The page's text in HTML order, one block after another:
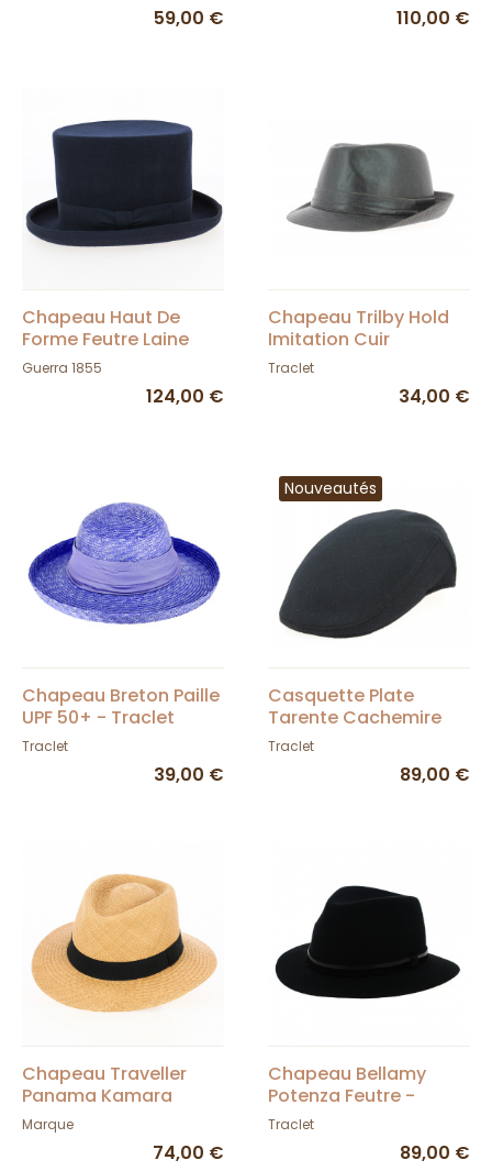
59,00 € 110,00 €
Chapeau Haut De
Forme Feutre Laine
Bleu- Guerra
Guerra 1855
124,00 €
Chapeau Trilby Hold
Imitation Cuir
Traclet
34,00 €
Chapeau Breton Paille
UPF 50+ - Traclet
Traclet
39,00 €
Nouveautés
Casquette Plate
Tarente Cachemire
Noire- Traclet
Traclet
89,00 €
Chapeau Traveller
Panama Kamara
Marron - Traclet
Marque
74,00 €
Chapeau Bellamy
Potenza Feutre -
Traclet
Traclet
89,00 €